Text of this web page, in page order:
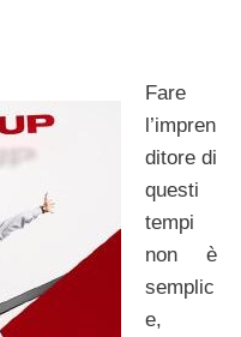
Fare
l’impren
ditore di
questi
tempi
non è
semplic
e,